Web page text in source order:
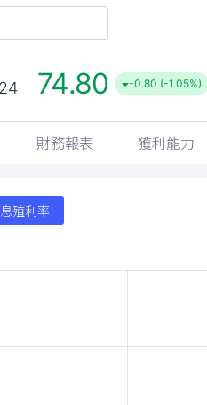
74.80 -0.80 (-1.05%)
財務報表 獲利能力
殖利率